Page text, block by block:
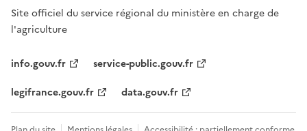
Site officiel du service régional du ministère en charge de
l'agriculture
info.gouv.fr
service-public.gouv.fr
legifrance.gouv.fr
data.gouv.fr